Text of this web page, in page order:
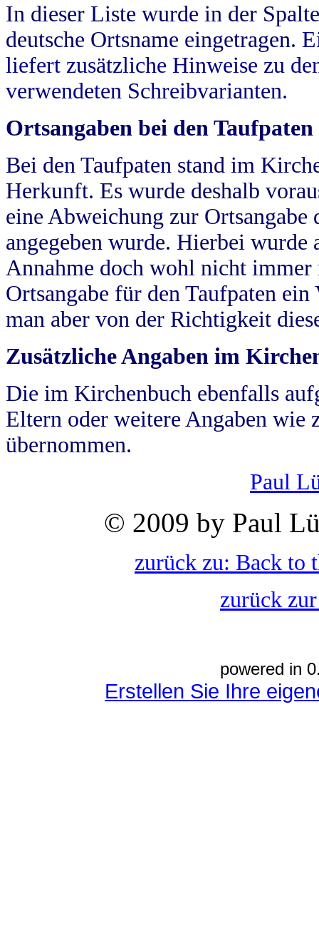
In dieser Liste wurde in der
deutsche Ortsname eingetragen.
liefert zusätzliche Hinweise zu
verwendeten Schreibvarianten.
Ortsangaben bei den Taufpaten
Bei den Taufpaten stand im
Herkunft. Es wurde deshalb
eine Abweichung zur
angegeben wurde. Hierbei wurde
Annahme doch wohl nicht
Ortsangabe für den Taufpaten
man aber von der Richtigkeit
Zusätzliche Angaben im
Die im Kirchenbuch ebenfalls
Eltern oder weitere Angaben wie
übernommen.
Paul
© 2009 by Paul
zurück zu: Back to
zurück
powered in
Erstellen Sie Ihre